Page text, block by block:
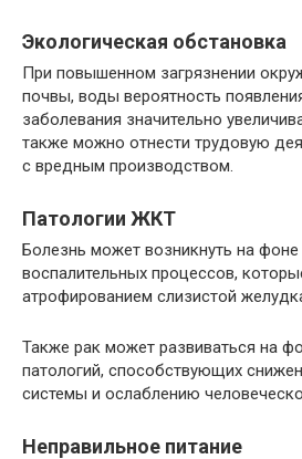
Экологическая обстановка
При повышенном загрязнении
почвы, воды вероятность
заболевания значительно
также можно отнести трудовую
с вредным производством.
Патологии ЖКТ
Болезнь может возникнуть на фоне
воспалительных процессов,
атрофированием слизистой
Также рак может развиваться на
патологий, способствующих
системы и ослаблению
Неправильное питание